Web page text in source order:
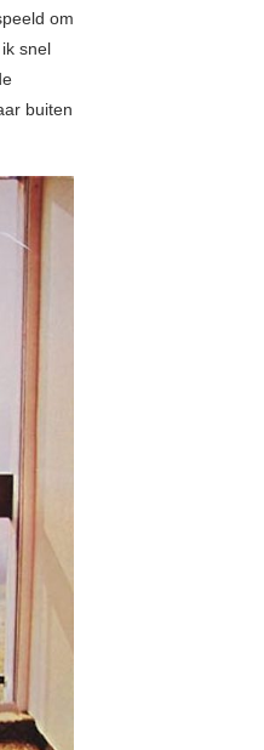
om
snel
buiten